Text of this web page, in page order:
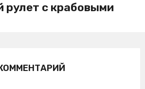
рулет с крабовыми